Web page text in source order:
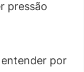
pressão
por